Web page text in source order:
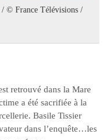
© France Télévisions /
retrouvé dans la Mare
a été sacrifiée à la
Basile Tissier
dans l’enquête…les